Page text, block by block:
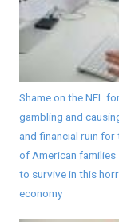
Shame on the NFL
gambling and
and financial ruin for
of American
to survive in this
economy